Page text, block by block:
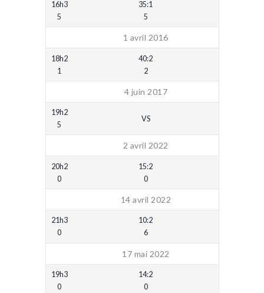
16h3
5
35:1
5
1 avril 2016
18h2
1
40:2
2
4 juin 2017
19h2
5
VS
2 avril 2022
20h2
0
15:2
0
14 avril 2022
21h3
0
10:2
6
17 mai 2022
19h3
0
14:2
0